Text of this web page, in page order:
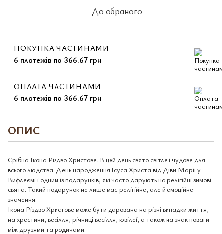
До обраного
ПОКУПКА ЧАСТИНАМИ
6 платежів по 366.67 грн
ОПЛАТА ЧАСТИНАМИ
6 платежів по 366.67 грн
ОПИС
Срібна Ікона Різдво Христове. В цей день свято світле і чудове для
всього людства. День народження Ісуса Христа від Діви Марії у
Вифлеємі і одним із подарунків, які часто дарують на релігійні зимові
свята. Такий подарунок не лише має релігійне, але й емоційне
значення.
Ікона Різдво Христове може бути дарована на різні випадки життя,
на хрестини, весілля, річниці весілля, ювілеї, а також на знак поваги
між друзями та родичами.